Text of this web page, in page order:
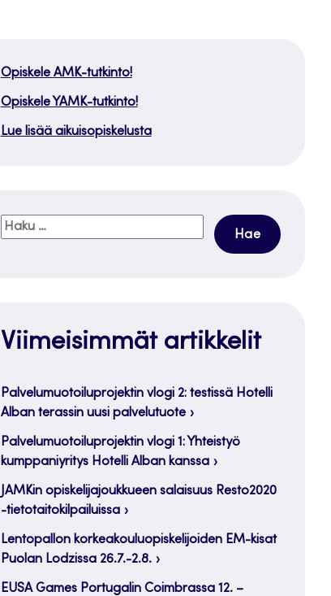
Opiskele AMK-tutkinto!
Opiskele YAMK-tutkinto!
Lue lisää aikuisopiskelusta
Haku:
Viimeisimmät artikkelit
Palvelumuotoiluprojektin vlogi 2: testissä Hotelli
Alban terassin uusi palvelutuote
Palvelumuotoiluprojektin vlogi 1: Yhteistyö
kumppaniyritys Hotelli Alban kanssa
JAMKin opiskelijajoukkueen salaisuus Resto2020
-tietotaitokilpailuissa
Lentopallon korkeakouluopiskelijoiden EM-kisat
Puolan Lodzissa 26.7.-2.8.
EUSA Games Portugalin Coimbrassa 12. –